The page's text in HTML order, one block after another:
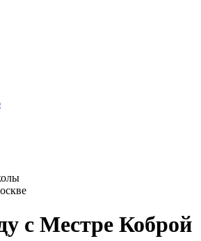
с Местре Коброй